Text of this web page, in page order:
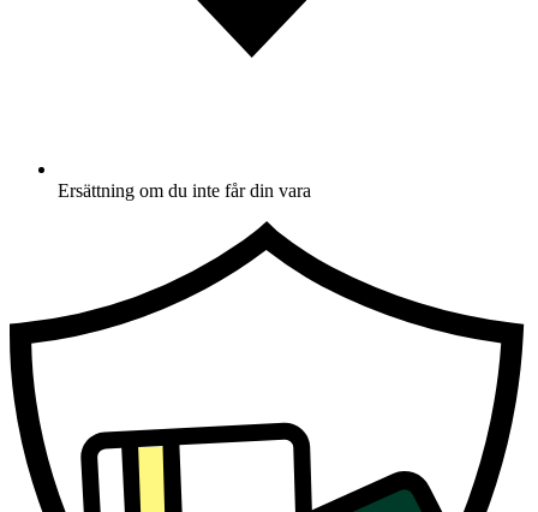
Ersättning om du inte får din vara